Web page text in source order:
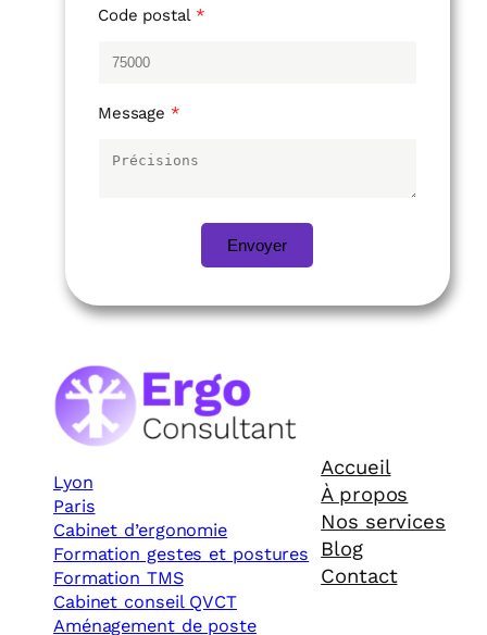
Code postal
Message
Envoyer
Lyon
Paris
Cabinet d’ergonomie
Formation gestes et postures
Formation TMS
Cabinet conseil QVCT
Aménagement de poste
Accueil
À propos
Nos services
Blog
Contact